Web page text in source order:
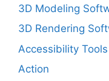
3D Modeling
3D Rendering
Accessibility Tools
Action